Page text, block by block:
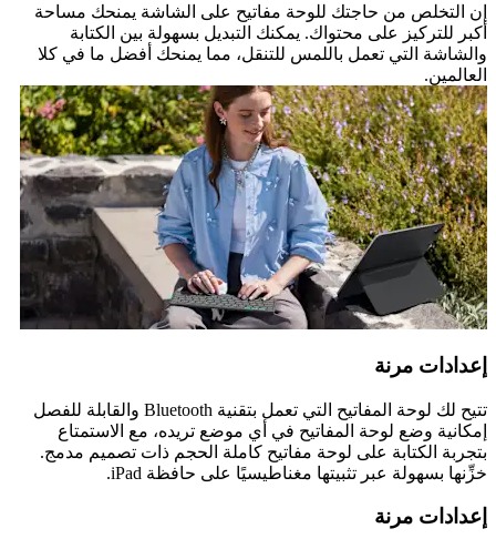
إن التخلص من حاجتك للوحة مفاتيح على الشاشة يمنحك مساحة
أكبر للتركيز على محتواك. يمكنك التبديل بسهولة بين الكتابة
والشاشة التي تعمل باللمس للتنقل، مما يمنحك أفضل ما في كلا
العالمين.
إعدادات مرنة
تتيح لك لوحة المفاتيح التي تعمل بتقنية Bluetooth والقابلة للفصل
إمكانية وضع لوحة المفاتيح في أي موضع تريده، مع الاستمتاع
بتجربة الكتابة على لوحة مفاتيح كاملة الحجم ذات تصميم مدمج.
خزِّنها بسهولة عبر تثبيتها مغناطيسيًا على حافظة ‎iPad‏.
إعدادات مرنة